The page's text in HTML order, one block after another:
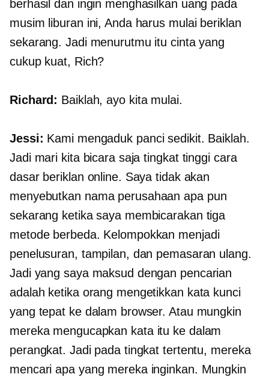
berhasil dan ingin menghasilkan uang pada
musim liburan ini, Anda harus mulai beriklan
sekarang. Jadi menurutmu itu cinta yang
cukup kuat, Rich?
Richard: Baiklah, ayo kita mulai.
Jessi: Kami mengaduk panci sedikit. Baiklah.
Jadi mari kita bicara sajatingkat tinggicara
dasar beriklan online. Saya tidak akan
menyebutkan nama perusahaan apa pun
sekarang ketika saya membicarakan tiga
metode berbeda. Kelompokkan menjadi
penelusuran, tampilan, dan pemasaran ulang.
Jadi yang saya maksud dengan pencarian
adalah ketika orang mengetikkan kata kunci
yang tepat ke dalam browser. Atau mungkin
mereka mengucapkan kata itu ke dalam
perangkat. Jadi pada tingkat tertentu, mereka
mencari apa yang mereka inginkan. Mungkin